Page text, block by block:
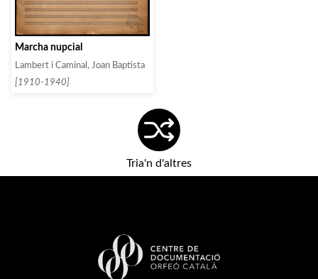
Marcha nupcial
Lambert i Caminal, Joan Baptista
[1910-1940]
Tria'n d'altres